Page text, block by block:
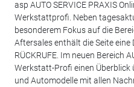
asp AUTO SERVICE PRAXIS
Werkstattprofi. Neben
besonderem Fokus auf die
Aftersales enthält die Seite
RÜCKRUFE. Im neuen Bereich
Werkstatt-Profi einen
und Automodelle mit allen